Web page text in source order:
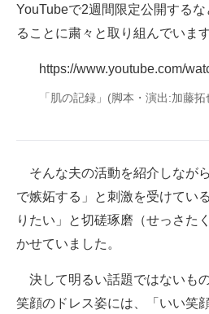
YouTubeで2週間限定公開する
ることに粛々と取り組んでいます
https://www.youtube.com/
「肌の記録」(脚本・演出:加藤拓
そんな夫の活動を紹介しなが
で嫉妬する」と刺激を受けてい
りたい」と切磋琢磨（せっさた
かせていました。
決して明るい話題ではないも
笑顔のドレス姿には、「いい笑